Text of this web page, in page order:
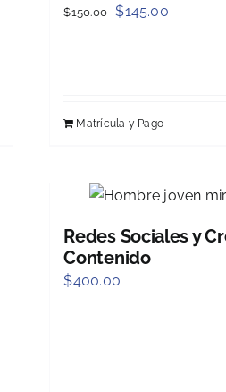
$150.00 Original
$145.00Current
Matrícula y Pago
Redes Sociales y
Contenido
$400.00